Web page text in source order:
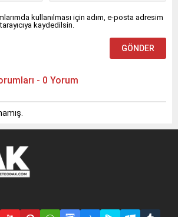
kullanılması için adım, e-posta adresim
kaydedilsin.
- 0 Yorum